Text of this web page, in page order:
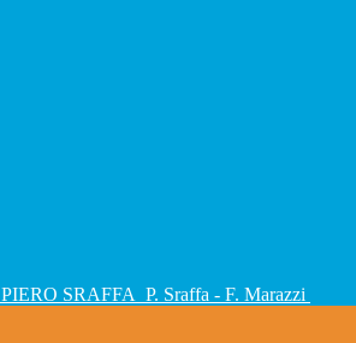
PIERO SRAFFA P. Sraffa - F. Marazzi